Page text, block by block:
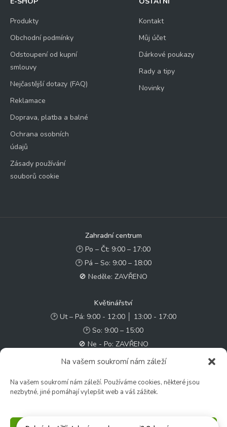
Na vašem soukromí nám záleží
Na vašem soukromí nám záleží. Používáme cookies, některé jsou
nezbytné, jiné pomáhají vylepšit web a váš zážitek.
Produkty
Obchodní podmínky
Odstoupení od kupní
smlouvy
Nejčastější dotazy (FAQ)
Reklamace
Doprava, platba a balné
Ochrana osobních
údajů
Zásady používání
souborů cookie
Kontakt
Můj účet
Dárkové poukazy
Rady a tipy
Novinky
Zahradní centrum
🕑 Po – Čt: 9:00 – 17:00
🕑 Pá – So: 9:00 – 18:00
🚫 Neděle: ZAVŘENO
Květinářství
🕑 Ut – Pá: 9:00 - 12:00 │ 13:00 - 17:00
🕑 So: 9:00 – 15:00
🚫 Ne - Po: ZAVŘENO
✉️ e-shop@zcstrakovo.cz